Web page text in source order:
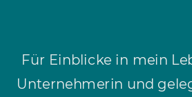
Für Einblicke in mein
Unternehmerin und